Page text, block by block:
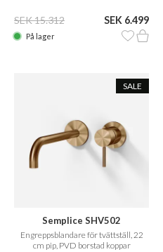
SEK 15.312 SEK 6.499
På lager
SALE
Semplice SHV502
Engreppsblandare för tvättställ, 22
cm pip, PVD borstad koppar